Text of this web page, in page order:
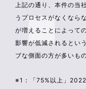
上記の通り、本件の当
うプロセスがなくなら
が増えることによって
影響が低減されるとい
ブな側面の方が多いも
※1：「75%以上」